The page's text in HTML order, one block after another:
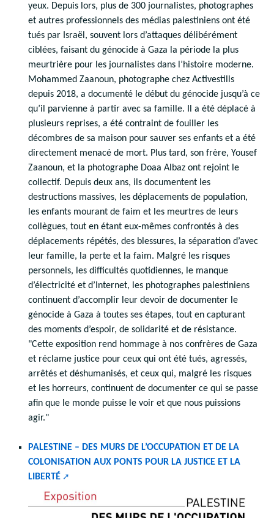
yeux. Depuis lors, plus de 300 journalistes, photographes
et autres professionnels des médias palestiniens ont été
tués par Israël, souvent lors d’attaques délibérément
ciblées, faisant du génocide à Gaza la période la plus
meurtrière pour les journalistes dans l’histoire moderne.
Mohammed Zaanoun, photographe chez Activestills
depuis 2018, a documenté le début du génocide jusqu’à ce
qu’il parvienne à partir avec sa famille. Il a été déplacé à
plusieurs reprises, a été contraint de fouiller les
décombres de sa maison pour sauver ses enfants et a été
directement menacé de mort. Plus tard, son frère, Yousef
Zaanoun, et la photographe Doaa Albaz ont rejoint le
collectif. Depuis deux ans, ils documentent les
destructions massives, les déplacements de population,
les enfants mourant de faim et les meurtres de leurs
collègues, tout en étant eux-mêmes confrontés à des
déplacements répétés, des blessures, la séparation d’avec
leur famille, la perte et la faim. Malgré les risques
personnels, les difficultés quotidiennes, le manque
d’électricité et d’Internet, les photographes palestiniens
continuent d’accomplir leur devoir de documenter le
génocide à Gaza à toutes ses étapes, tout en capturant
des moments d’espoir, de solidarité et de résistance.
"Cette exposition rend hommage à nos confrères de Gaza
et réclame justice pour ceux qui ont été tués, agressés,
arrêtés et déshumanisés, et ceux qui, malgré les risques
et les horreurs, continuent de documenter ce qui se passe
afin que le monde puisse le voir et que nous puissions
agir."
PALESTINE – DES MURS DE L’OCCUPATION ET DE LA
COLONISATION AUX PONTS POUR LA JUSTICE ET LA
LIBERTÉ